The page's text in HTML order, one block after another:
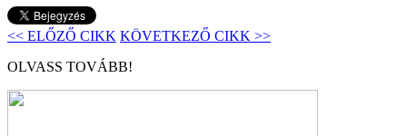
<< ELŐZŐ CIKK KÖVETKEZŐ CIKK >>
OLVASS TOVÁBB!